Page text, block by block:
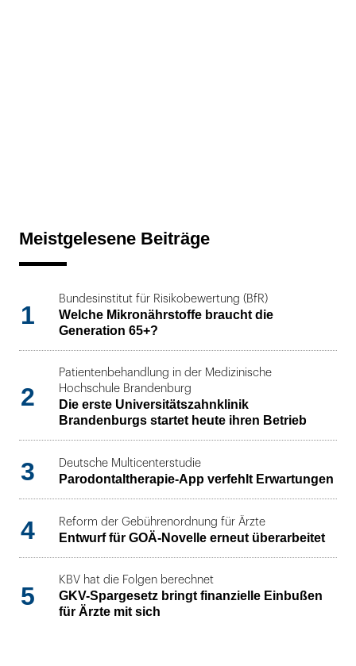
Meistgelesene Beiträge
1
Bundesinstitut für Risikobewertung (BfR)
Welche Mikronährstoffe braucht die
Generation 65+?
2
Patientenbehandlung in der Medizinische
Hochschule Brandenburg
Die erste Universitätszahnklinik
Brandenburgs startet heute ihren Betrieb
3 Deutsche Multicenterstudie
Parodontaltherapie-App verfehlt Erwartungen
4 Reform der Gebührenordnung für Ärzte
Entwurf für GOÄ-Novelle erneut überarbeitet
5
KBV hat die Folgen berechnet
GKV-Spargesetz bringt finanzielle Einbußen
für Ärzte mit sich